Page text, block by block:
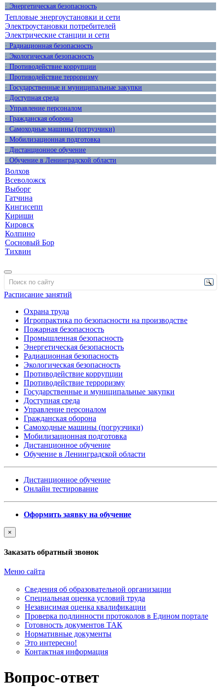
· Энергетическая безопасность
Тепловые энергоустановки и сети
Электроустановки потребителей
Электрические станции и сети
· Радиационная безопасность
· Экологическая безопасность
· Противодействие коррупции
· Противодействие терроризму
· Государственные и муниципальные закупки
· Доступная среда
· Управление персоналом
· Гражданская оборона
· Самоходные машины (погрузчики)
· Мобилизационная подготовка
· Дистанционное обучение
· Обучение в Ленинградской области
Волхов
Всеволожск
Выборг
Гатчина
Кингисепп
Кириши
Кировск
Колпино
Сосновый Бор
Тихвин
Расписание занятий
Охрана труда
Игропрактика по безопасности на производстве
Пожарная безопасность
Промышленная безопасность
Энергетическая безопасность
Радиационная безопасность
Экологическая безопасность
Противодействие коррупции
Противодействие терроризму
Государственные и муниципальные закупки
Доступная среда
Управление персоналом
Гражданская оборона
Самоходные машины (погрузчики)
Мобилизационная подготовка
Дистанционное обучение
Обучение в Ленинградской области
Дистанционное обучение
Онлайн тестирование
Оформить заявку на обучение
×
Заказать обратный звонок
Меню сайта
Сведения об образовательной организации
Cпециальная оценка условий труда
Независимая оценка квалификации
Проверка подлинности протоколов в Едином портале
Готовность документов ТАК
Нормативные документы
Это интересно!
Контактная информация
Вопрос-ответ